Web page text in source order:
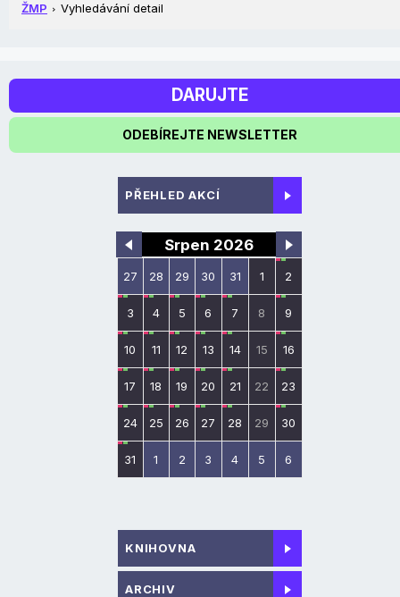
ŽMP Vyhledávání detail
DARUJTE
ODEBÍREJTE NEWSLETTER
PŘEHLED AKCÍ
Srpen 2026
27 28 29 30 31 1 2
3 4 5 6 7 8 9
10 11 12 13 14 15 16
17 18 19 20 21 22 23
24 25 26 27 28 29 30
31 1 2 3 4 5 6
KNIHOVNA
ARCHIV